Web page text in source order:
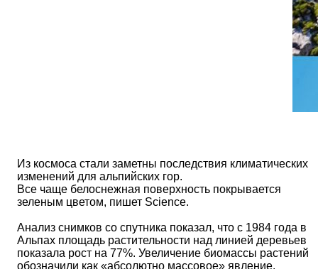
Из космоса стали заметны последствия климатических
изменений для альпийских гор.
Все чаще белоснежная поверхность покрывается
зеленым цветом, пишет Science.
Анализ снимков со спутника показал, что с 1984 года в
Альпах площадь растительности над линией деревьев
показала рост на 77%. Увеличение биомассы растений
обозначили как «абсолютно массовое» явление.